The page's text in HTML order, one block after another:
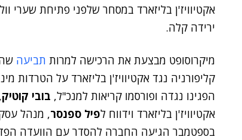
אקטיוויז'ן בליזארד במסחר שלפני פתיחת שערי
ירידה קלה.
מיקרוסופט מבצעת את הרכישה למרות תביעה
קליפורניה נגד אקטיוויז'ן בליזארד על
הפגינו נגדה ופורסמו קריאות למנכ"ל, בובי קוטיק
אקטיוויז'ן בליזארד וידווח לפיל ספנסר
בספטמבר הגיעה החברה להסדר עם הוועדה